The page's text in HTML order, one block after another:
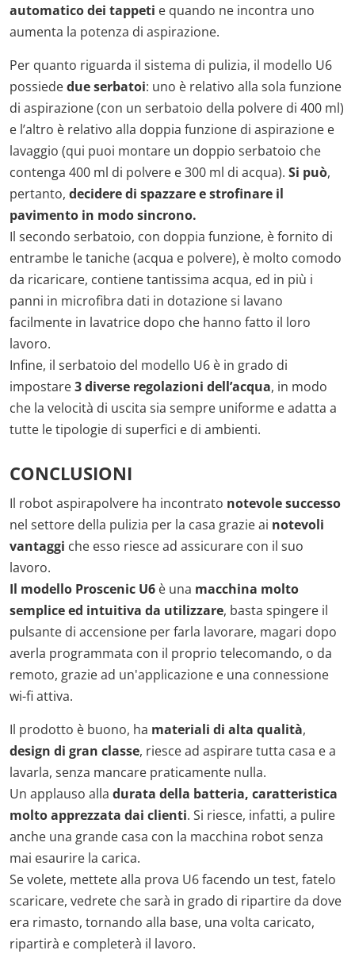
automatico dei tappeti e quando ne incontra uno
aumenta la potenza di aspirazione.
Per quanto riguarda il sistema di pulizia, il modello U6
possiededue serbatoi: uno è relativo alla sola funzione
di aspirazione (con un serbatoio della polvere di 400 ml)
e l’altro è relativo alla doppia funzione di aspirazione e
lavaggio (qui puoi montare un doppio serbatoio che
contenga 400 ml di polvere e 300 ml di acqua). Si può,
pertanto, decidere di spazzare e strofinare il
pavimento in modo sincrono.
Il secondo serbatoio, con doppia funzione, è fornito di
entrambe le taniche (acqua e polvere), è molto comodo
da ricaricare, contiene tantissima acqua, ed in più i
panni in microfibra dati in dotazione si lavano
facilmente in lavatrice dopo che hanno fatto il loro
lavoro.
Infine, il serbatoio del modello U6 è in grado di
impostare3 diverse regolazioni dell’acqua, in modo
che la velocità di uscita sia sempre uniforme e adatta a
tutte le tipologie di superfici e di ambienti.
CONCLUSIONI
Il robot aspirapolvere ha incontrato notevole successo
nel settore della pulizia per la casa grazie ai notevoli
vantaggi che esso riesce ad assicurare con il suo
lavoro.
Il modello Proscenic U6 è una macchina molto
semplice ed intuitiva da utilizzare, basta spingere il
pulsante di accensione per farla lavorare, magari dopo
averla programmata con il proprio telecomando, o da
remoto, grazie ad un'applicazione e una connessione
wi-fi attiva.
Il prodotto è buono, ha materiali di alta qualità,
design di gran classe, riesce ad aspirare tutta casa e a
lavarla, senza mancare praticamente nulla.
Un applauso alla durata della batteria, caratteristica
molto apprezzata dai clienti. Si riesce, infatti, a pulire
anche una grande casa con la macchina robot senza
mai esaurire la carica.
Se volete, mettete alla prova U6 facendo un test, fatelo
scaricare, vedrete che sarà in grado di ripartire da dove
era rimasto, tornando alla base, una volta caricato,
ripartirà e completerà il lavoro.